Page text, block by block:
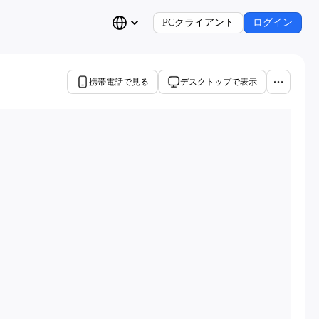
PCクライアント ログイン
携帯電話で見る デスクトップで表示